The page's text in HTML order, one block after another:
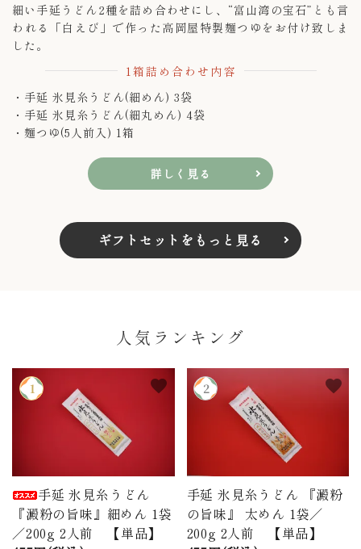
細い手延うどん2種を詰め合わせにし、“富山湾の宝石”とも言
われる「白えび」で作った高岡屋特製麺つゆをお付け致しま
した。
1箱詰め合わせ内容
・手延 氷見糸うどん(細めん) 3袋
・手延 氷見糸うどん(細丸めん) 4袋
・麺つゆ(5人前入) 1箱
詳しく見る
ギフトセットをもっと見る
人気ランキング
手延 氷見糸うどん
『澱粉の旨味』細めん 1袋
／200g 2人前 【単品】
favorite
手延 氷見糸うどん 『澱粉
の旨味』 太めん 1袋／
200g 2人前 【単品】
favorite